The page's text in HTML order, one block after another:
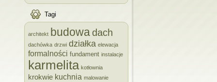
Tagi
architekt budowa dach
dachówka drzwi działka elewacja
formalności fundament instalacje
karmelita kotłownia
krokwie kuchnia malowanie